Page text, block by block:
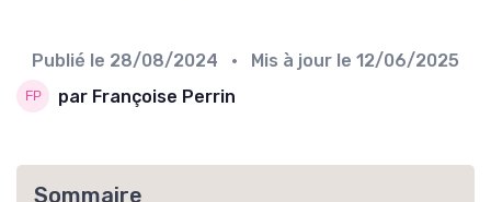
Publié le 28/08/2024 • Mis à jour le 12/06/2025
par Françoise Perrin
Sommaire